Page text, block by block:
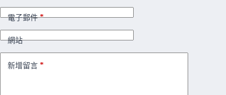
電子郵件*
網站
新增留言 *